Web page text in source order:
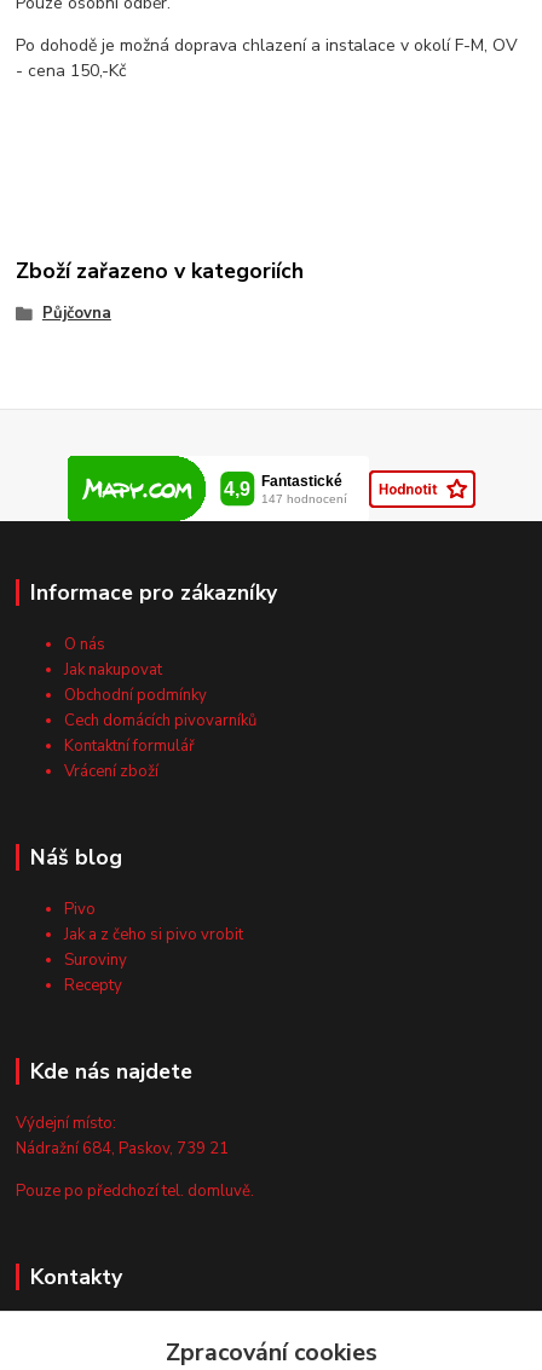
Po dohodě je možná doprava chlazení a instalace v okolí F-M, OV
- cena 150,-Kč
Zboží zařazeno v kategoriích
Půjčovna
Informace pro zákazníky
O nás
Jak nakupovat
Obchodní podmínky
Cech domácích pivovarníků
Kontaktní formulář
Vrácení zboží
Náš blog
Pivo
Jak a z čeho si pivo vrobit
Suroviny
Recepty
Kde nás najdete
Výdejní místo:
Nádražní 684, Paskov, 739 21
Pouze po předchozí tel. domluvě.
Kontakty
+420 735 044 675Zpracování cookies